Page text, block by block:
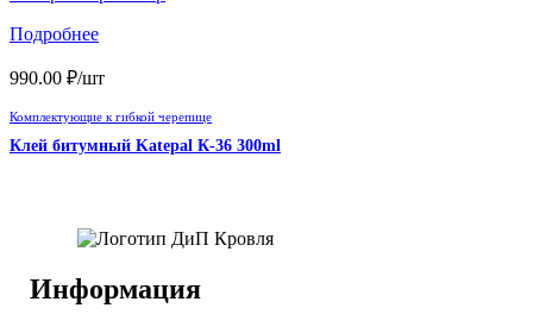
Подробнее
990.00 ₽/шт
Комплектующие к гибкой черепице
Клей битумный Katepal К-36 300ml
Информация